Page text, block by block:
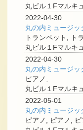
丸ビル１Fマルキ
2022-04-30
トランペット, ト
丸ビル１Fマルキ
2022-04-30
ピアノ,
丸ビル１Fマルキ
2022-05-01
ピアノ, ピアノ,